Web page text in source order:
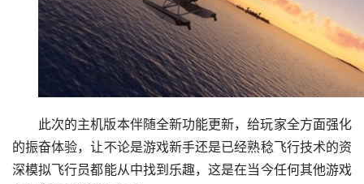
此次的主机版本伴随全新功能更新，给玩家全方面强化
的振奋体验，让不论是游戏新手还是已经熟稔飞行技术的资
深模拟飞行员都能从中找到乐趣，这是在当今任何其他游戏